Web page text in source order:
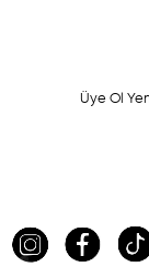
Üye Ol